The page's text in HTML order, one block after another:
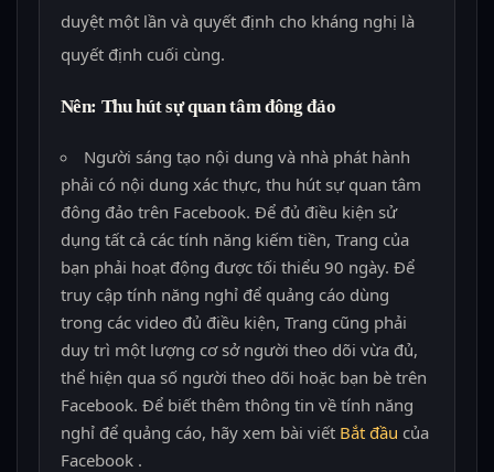
duyệt một lần và quyết định cho kháng nghị là
quyết định cuối cùng.
Nên: Thu hút sự quan tâm đông đảo
Người sáng tạo nội dung và nhà phát hành
phải có nội dung xác thực, thu hút sự quan tâm
đông đảo trên Facebook. Để đủ điều kiện sử
dụng tất cả các tính năng kiếm tiền, Trang của
bạn phải hoạt động được tối thiểu 90 ngày. Để
truy cập tính năng nghỉ để quảng cáo dùng
trong các video đủ điều kiện, Trang cũng phải
duy trì một lượng cơ sở người theo dõi vừa đủ,
thể hiện qua số người theo dõi hoặc bạn bè trên
Facebook. Để biết thêm thông tin về tính năng
nghỉ để quảng cáo, hãy xem bài viết Bắt đầu của
Facebook .